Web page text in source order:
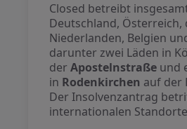
Closed betreibt
Deutschland, Österreich,
Niederlanden, Belgien
darunter zwei Läden in
derApostelnstraße und
in Rodenkirchen auf der
Der Insolvenzantrag
internationalen